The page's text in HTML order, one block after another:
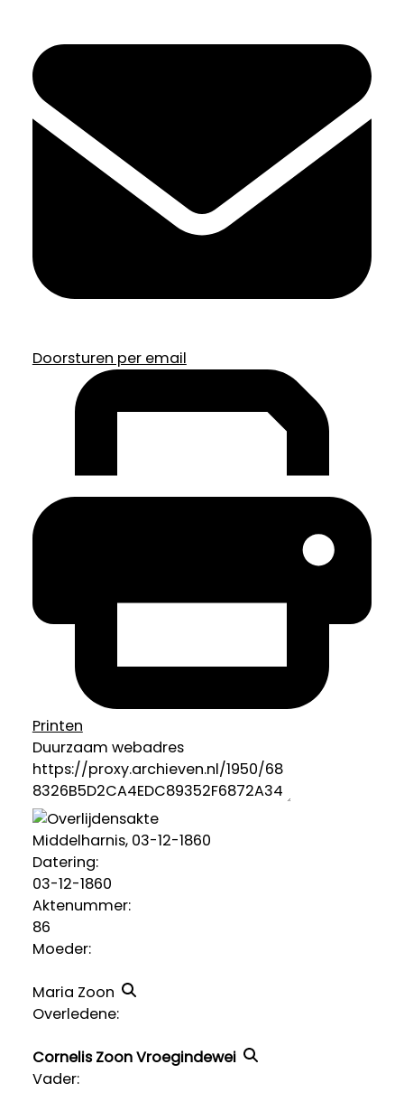
Doorsturen per email
Printen
Duurzaam webadres
Middelharnis, 03-12-1860
Datering:
03-12-1860
Aktenummer:
86
Moeder:
Maria Zoon
Overledene:
Cornelis Zoon Vroegindewei
Vader: